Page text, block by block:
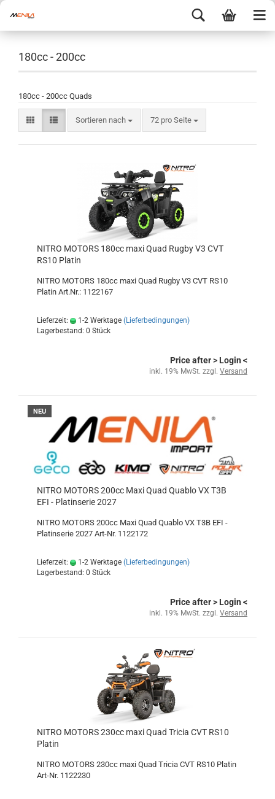
180cc - 200cc
180cc - 200cc Quads
Sortieren nach 72 pro Seite
NITRO MOTORS 180cc maxi Quad Rugby V3 CVT
RS10 Platin
NITRO MOTORS 180cc maxi Quad Rugby V3 CVT RS10
Platin Art.Nr.: 1122167
Lieferzeit: 1-2 Werktage (Lieferbedingungen)
Lagerbestand: 0 Stück
Price after> Login <
inkl. 19% MwSt. zzgl. Versand
NEU
NITRO MOTORS 200cc Maxi Quad Quablo VX T3B
EFI - Platinserie 2027
NITRO MOTORS 200cc Maxi Quad Quablo VX T3B EFI -
Platinserie 2027 Art-Nr. 1122172
Lieferzeit: 1-2 Werktage (Lieferbedingungen)
Lagerbestand: 0 Stück
Price after> Login <
inkl. 19% MwSt. zzgl. Versand
NITRO MOTORS 230cc maxi Quad Tricia CVT RS10
Platin
NITRO MOTORS 230cc maxi Quad Tricia CVT RS10 Platin
Art-Nr. 1122230